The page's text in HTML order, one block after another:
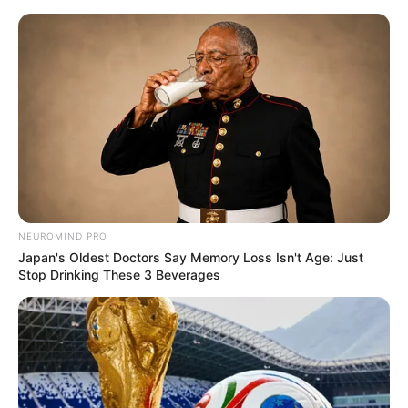
Goslar - An der Abzucht
Veranstaltungen Hotels
«zurück Goslar weiter»
NEUROMIND PRO
Japan's Oldest Doctors Say Memory Loss Isn't Age: Just
Stop Drinking These 3 Beverages